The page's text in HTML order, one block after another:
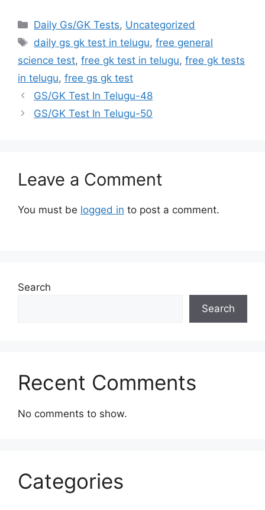
Categories
Daily Gs/GK Tests, Uncategorized
Tags
daily gs gk test in telugu,free general
science test, free gk test in telugu, free gk tests
in telugu, free gs gk test
GS/GK Test In Telugu-48
GS/GK Test In Telugu-50
Leave a Comment
You must be logged in to post a comment.
Search
Search
Recent Comments
No comments to show.
Categories